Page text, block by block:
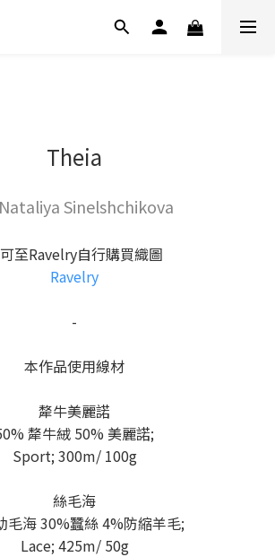
Theia
Sinelshchikova
至Ravelry自行購買織圖
Ravelry
-
本作品使用線材
犛牛美麗諾
犛牛絨 50% 美麗諾;
Sport; 300m/ 100g
絲毛海
毛海 30%蠶絲 4%防縮羊毛;
Lace; 425m/ 50g